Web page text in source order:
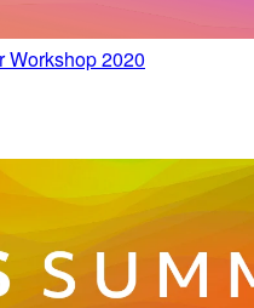
Workshop 2020